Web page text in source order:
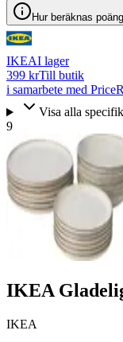
Hur beräknas
IKEAI lager
399 krTill butik
i samarbete med
Visa alla
9
IKEA
IKEA